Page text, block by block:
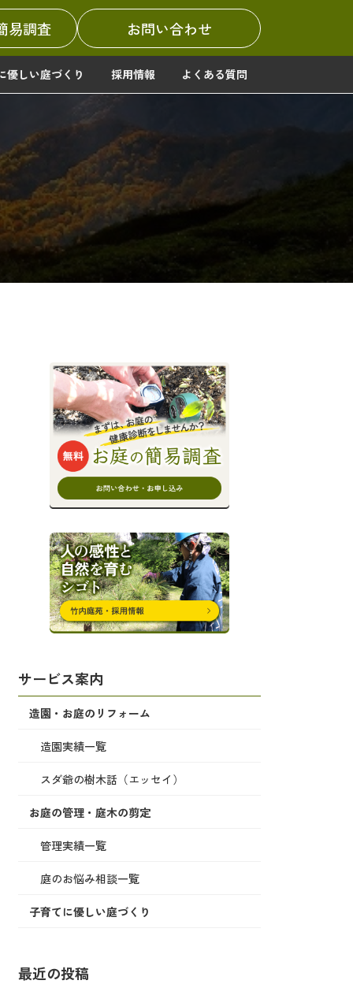
易調査 お問い合わせ
優しい庭づくり 採用情報 よくある質問
サービス案内
造園・お庭のリフォーム
造園実績一覧
スダ爺の樹木話（エッセイ）
お庭の管理・庭木の剪定
管理実績一覧
庭のお悩み相談一覧
子育てに優しい庭づくり
最近の投稿